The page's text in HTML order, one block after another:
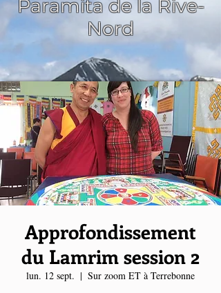
Paramita de la Rive-
Nord
Approfondissement
du Lamrim session 2
lun. 12 sept.
  |
Sur zoom ET à Terrebonne